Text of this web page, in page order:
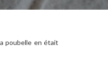
poubelle en était